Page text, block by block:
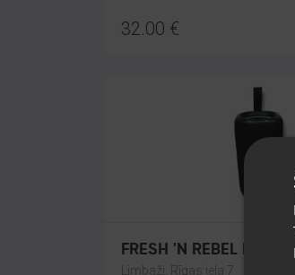
32.00 €
FRESH 'N REBEL
Limbaži, Rīgas iela 7